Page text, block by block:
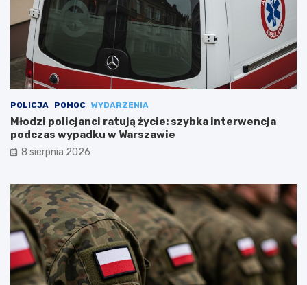
POLICJA POMOC WYDARZENIA
Młodzi policjanci ratują życie: szybka interwencja
podczas wypadku w Warszawie
8 sierpnia 2026